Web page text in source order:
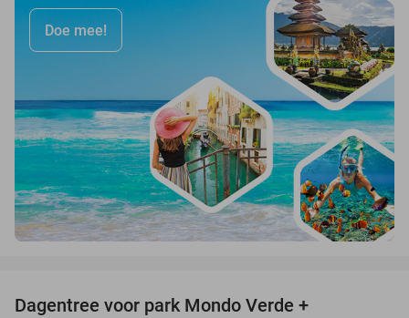
Doe mee!
Dagentree voor park Mondo Verde +